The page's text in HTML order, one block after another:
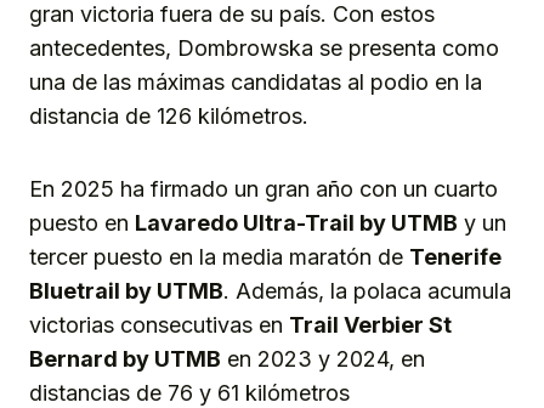
gran victoria fuera de su país. Con estos
antecedentes, Dombrowska se presenta como
una de las máximas candidatas al podio en la
distancia de 126 kilómetros.
En 2025 ha firmado un gran año con un cuarto
puesto en Lavaredo Ultra-Trail by UTMB y un
tercer puesto en la media maratón de Tenerife
Bluetrail by UTMB. Además, la polaca acumula
victorias consecutivas en Trail Verbier St
Bernard by UTMB en 2023 y 2024, en
distancias de 76 y 61 kilómetros